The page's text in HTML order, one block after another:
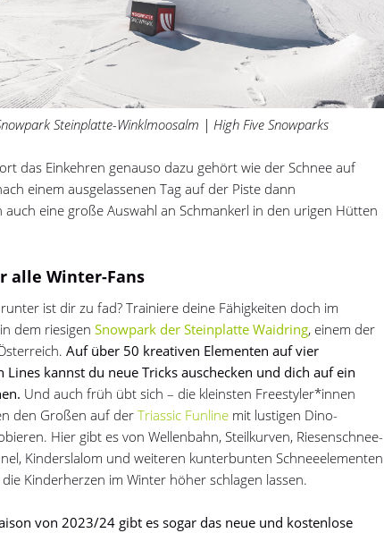
Steinplatte-Winklmoosalm | High Five Snowparks
das Einkehren genauso dazu gehört wie der Schnee auf
einem ausgelassenen Tag auf der Piste dann
auch eine große Auswahl an Schmankerl in den urigen Hütten
alle Winter-Fans
ist dir zu fad? Trainiere deine Fähigkeiten doch im
dem riesigenSnowpark der Steinplatte Waidring, einem der
Auf über 50 kreativen Elementen auf vier
Lines kannst du neue Tricks auschecken und dich auf ein
Und auch früh übt sich – die kleinsten Freestyler*innen
den Großen auf derTriassic Funline mit lustigen Dino-
Hier gibt es von Wellenbahn, Steilkurven, Riesenschnee-
Kinderslalom und weiteren kunterbunten Schneeelementen
Kinderherzen im Winter höher schlagen lassen.
von 2023/24 gibt es sogar das neue und kostenlose